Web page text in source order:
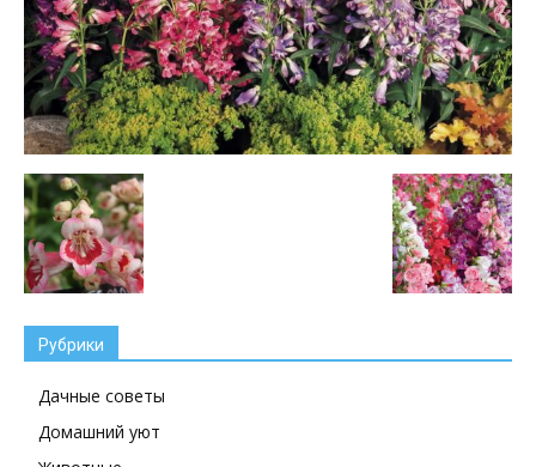
Рубрики
Дачные советы
Домашний уют